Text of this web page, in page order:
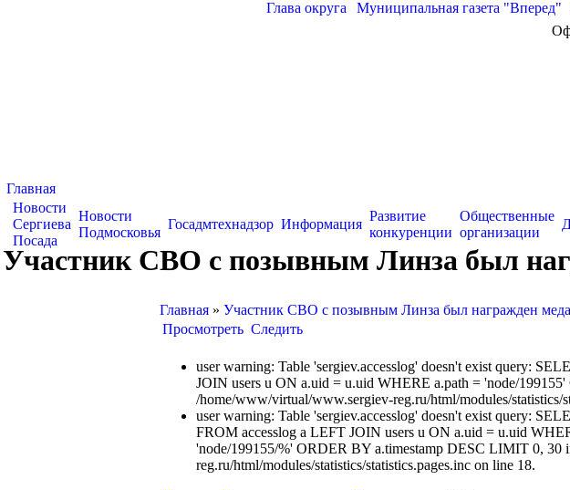
Глава округа Муниципальная газета "Вперед"
Главная
Новости
Сергиева
Посада
Новости
Подмосковья
Госадмтехнадзор Информация
Развитие
конкуренции
Общественные
организации
Участник СВО с позывным Линза был
Главная » Участник СВО с позывным Линза был награжден
Просмотреть Следить
user warning: Table 'sergiev.accesslog' doesn't exist query:
JOIN users u ON a.uid = u.uid WHERE a.path = 'node/
/home/www/virtual/www.sergiev-reg.ru/html/modules/statistics/
user warning: Table 'sergiev.accesslog' doesn't exist query:
FROM accesslog a LEFT JOIN users u ON a.uid = u.uid
'node/199155/%' ORDER BY a.timestamp DESC LIMIT 0,
reg.ru/html/modules/statistics/statistics.pages.inc on line 18.